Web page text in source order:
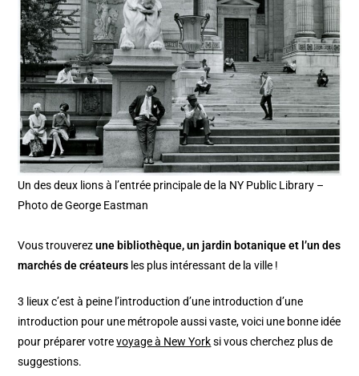
Un des deux lions à l’entrée principale de la NY Public Library –
Photo de George Eastman
Vous trouverezune bibliothèque, un jardin botanique et l’un des
marchés de créateurs les plus intéressant de la ville !
3 lieux c’est à peine l’introduction d’une introduction d’une
introduction pour une métropole aussi vaste, voici une bonne idée
pour préparer votrevoyage à New Yorksi vous cherchez plus de
suggestions.